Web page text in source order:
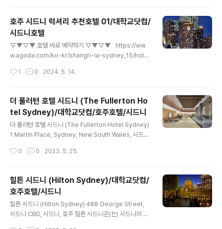
oda.com 하얏트 리젠시 시드니 (Hyatt Regency Syd
ney) 161 Sussex Street, 시드니 CBD, 시드니, 호주 많
은 관광지 및 명소가 있는 도심 한가운데에 위치한 하얏
트 리젠시 시드니에 머물며 시드니 최고의 매력을 한껏 느
껴보세요. 편리한 위치 덕분에 도시의 필수 관광지까지 쉽
요? 하얏트 리젠시 시드니은(는) 시드니 오페라 ..
호주 시드니 럭셔리 추천호텔 01/대학교닷컴/
시드니호텔
▽▼▽▼ 호텔 바로 예약하기 ▽▼▽▼ https://ww
w.agoda.com/ko-kr/shangri-la-sydney_15/hote
a Sydney 176 Cumberland Street, The Rocks, 서
며 하루를 시작해보세요. Shangri-La Hotel에서 데이 스
파, 피트니스 센터, 실내 수영장을 마음껏 즐기실 수 있습니
다. Shangri-La Sydney는 1788년 호주에 처음 온 유
럽인들이 정착한 유서 깊은 록스 지역에 위치해 있습니
분 거..
1 0 2024. 5. 14.
더 풀러턴 호텔 시드니 (The Fullerton Ho
tel Sydney)/대학교닷컴/호주호텔/시드니
더 풀러턴 호텔 시드니 (The Fullerton Hotel Sydney)
1 Martin Place, Sydney, New South Wales, 시드니
풍경과 생동감을 느끼고 싶은 여행객에게 완벽한 선택입니
를 방문하는 데 더 많은 시간을 보낼 수 있습니다. 더 풀러
턴 호텔 시드니은(는) 시드니 오페라 하우스에서 단 1.4km
거리의 편리한 위치에 있어 다양한 활동을 간편하게 즐길
수 있습니다. 더 풀러턴 호텔 시드니에서 제공하는 다양한
서비스와 편의 시설을 이용해 한층 편하게 머물러 보세요.
0 0 2023. 5. 25.
힐튼 시드니 (Hilton Sydney)/대학교닷컴/
호주호텔/시드니
힐튼 시드니 (Hilton Sydney) 488 George Street,
시드니 CBD, 시드니, 호주 힐튼 시드니은(는) 시드니의 풍